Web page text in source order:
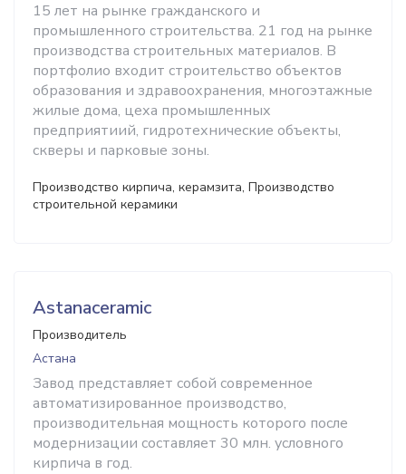
15 лет на рынке гражданского и
промышленного строительства. 21 год на рынке
производства строительных материалов. В
портфолио входит строительство объектов
образования и здравоохранения, многоэтажные
жилые дома, цеха промышленных
предприятиий, гидротехнические объекты,
скверы и парковые зоны.
Производство кирпича, керамзита, Производство
строительной керамики
Astanaceramic
Производитель
Астана
Завод представляет собой современное
автоматизированное производство,
производительная мощность которого после
модернизации составляет 30 млн. условного
кирпича в год.